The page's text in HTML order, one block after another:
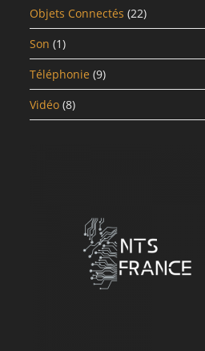
Objets Connectés (22)
Son (1)
Téléphonie (9)
Vidéo (8)